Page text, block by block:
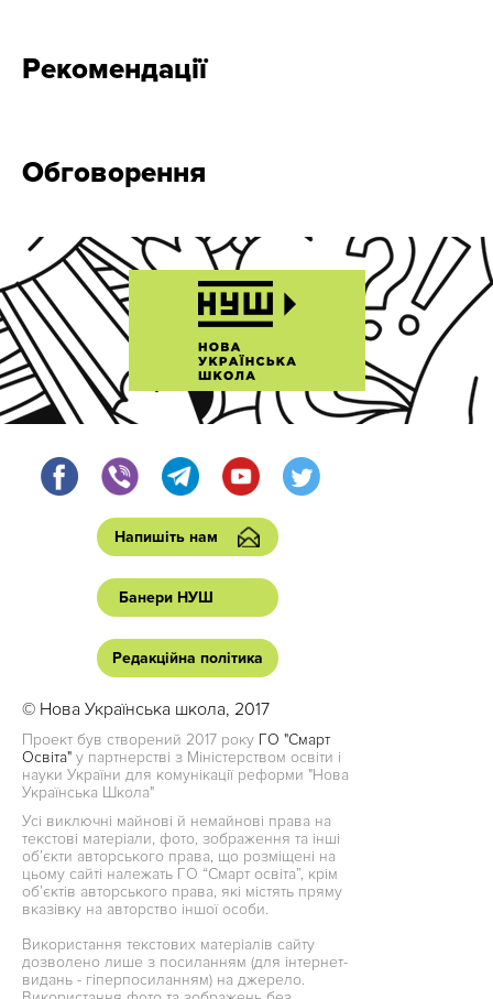
Рекомендації
Обговорення
Напишіть нам
Банери НУШ
Редакційна політика
© Нова Українська школа, 2017
Проект був створений 2017 року ГО "Смарт
Освіта" у партнерстві з Міністерством освіти і
науки України для комунікації реформи "Нова
Українська Школа"
Усі виключні майнові й немайнові права на
текстові матеріали, фото, зображення та інші
об’єкти авторського права, що розміщені на
цьому сайті належать ГО “Смарт освіта”, крім
об’єктів авторського права, які містять пряму
вказівку на авторство іншої особи.
Використання текстових матеріалів сайту
дозволено лише з посиланням (для інтернет-
видань - гіперпосиланням) на джерело.